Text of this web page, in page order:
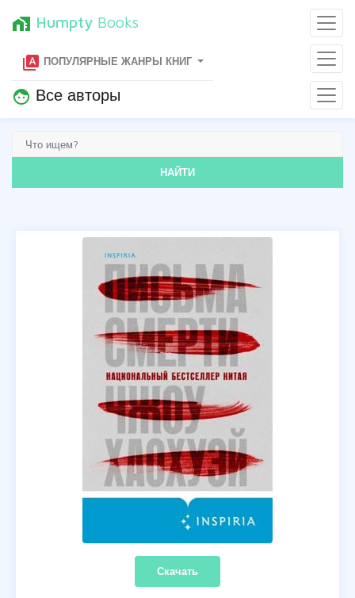
home_work Humpty Books
type_specimen ПОПУЛЯРНЫЕ ЖАНРЫ КНИГ
face Все авторы
НАЙТИ
Скачать